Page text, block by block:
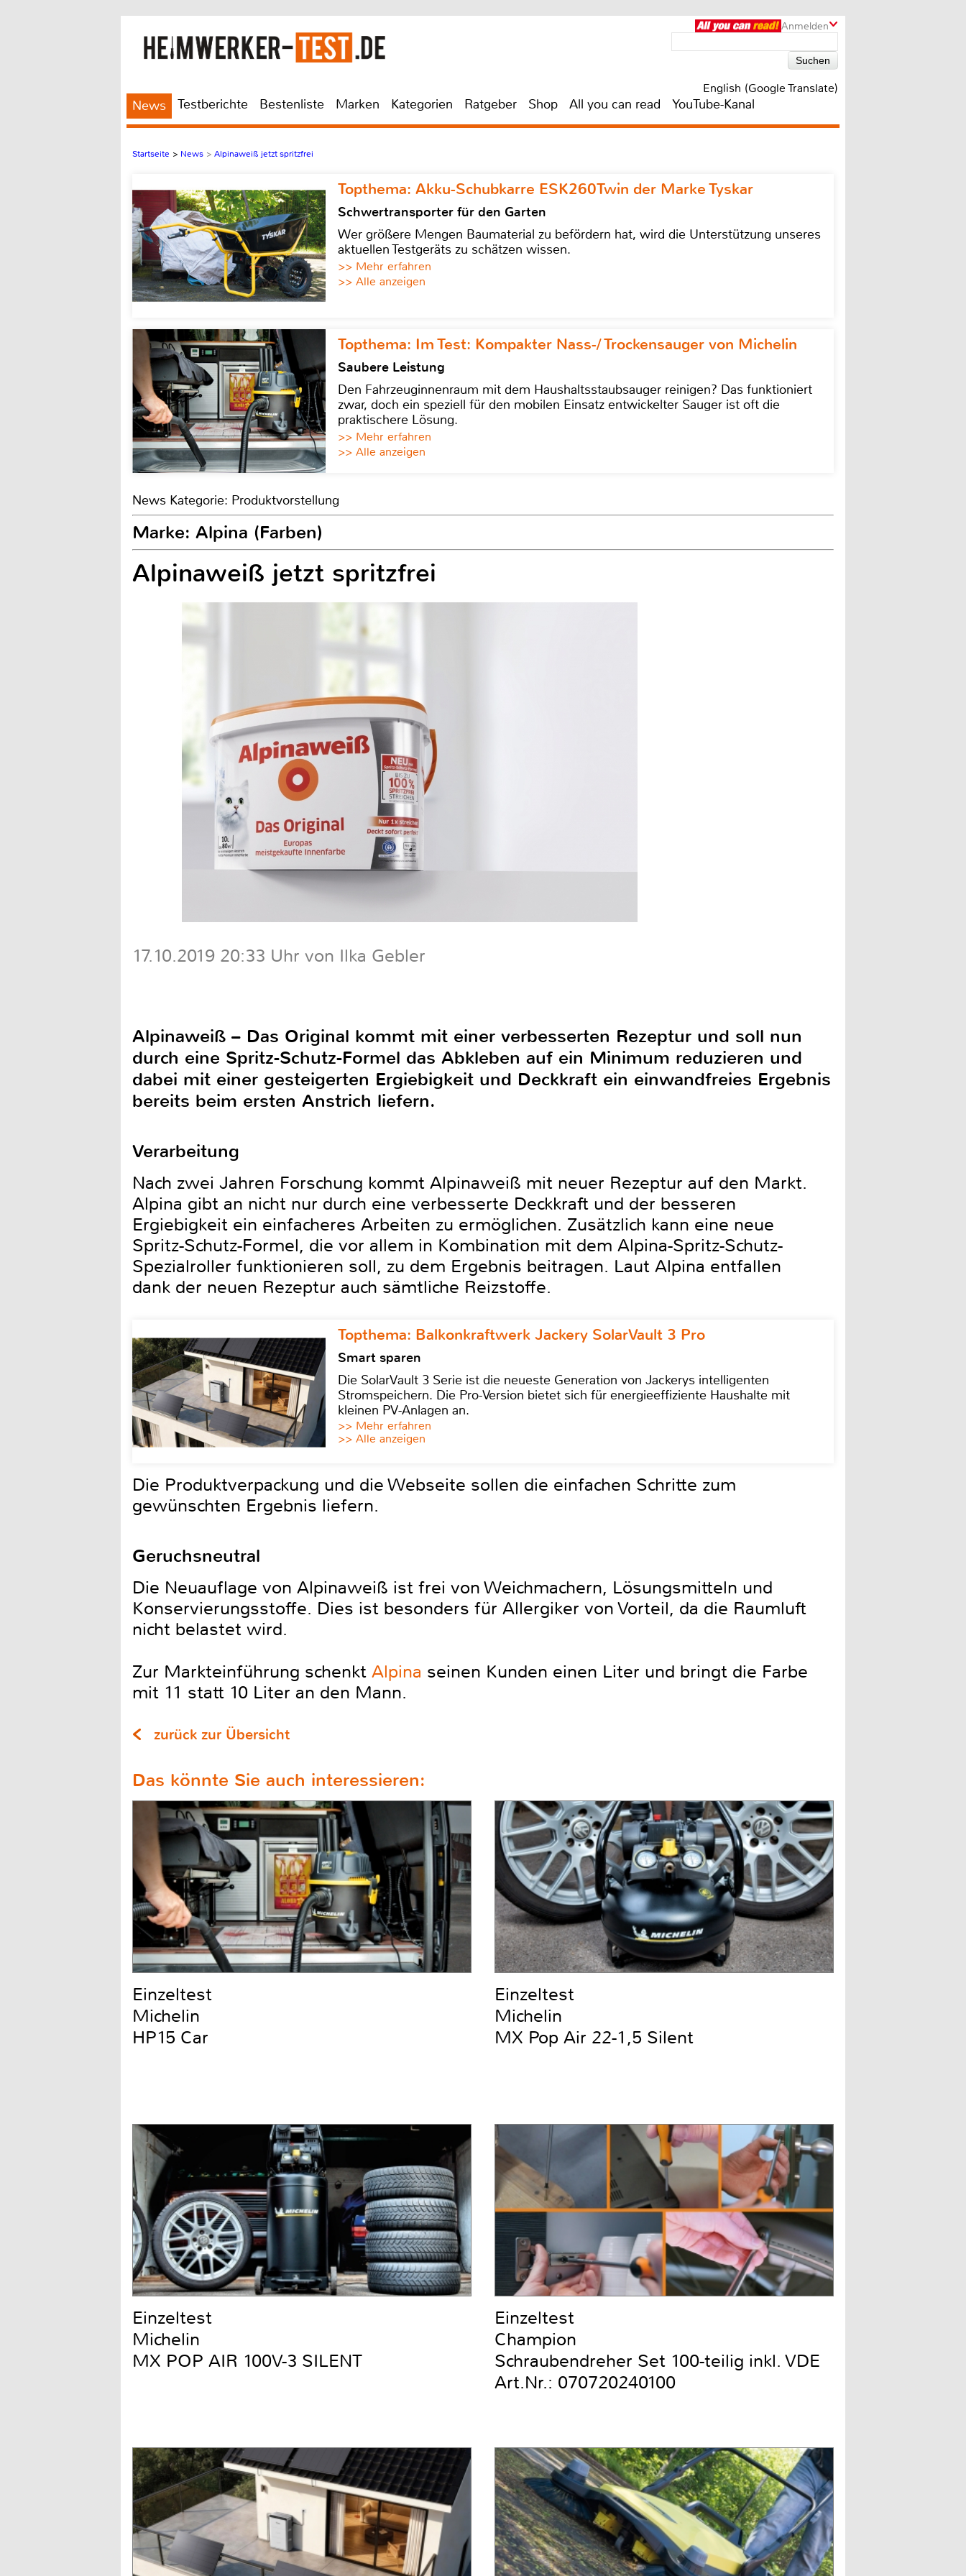
Anmelden
English (Google Translate)
News Testberichte Bestenliste Marken Kategorien Ratgeber Shop All you can read YouTube-Kanal
Startseite > News > Alpinaweiß jetzt spritzfrei
Topthema: Akku-Schubkarre ESK260Twin der Marke Tyskar
Schwertransporter für den Garten
Wer größere Mengen Baumaterial zu befördern hat, wird die Unterstützung unseres
aktuellen Testgeräts zu schätzen wissen.
>> Mehr erfahren
>> Alle anzeigen
Topthema: Im Test: Kompakter Nass-/ Trockensauger von Michelin
Saubere Leistung
Den Fahrzeuginnenraum mit dem Haushaltsstaubsauger reinigen? Das funktioniert
zwar, doch ein speziell für den mobilen Einsatz entwickelter Sauger ist oft die
praktischere Lösung.
>> Mehr erfahren
>> Alle anzeigen
News Kategorie: Produktvorstellung
Marke: Alpina (Farben)
Alpinaweiß jetzt spritzfrei
17.10.2019 20:33 Uhr von Ilka Gebler
Alpinaweiß – Das Original kommt mit einer verbesserten Rezeptur und soll nun
durch eine Spritz-Schutz-Formel das Abkleben auf ein Minimum reduzieren und
dabei mit einer gesteigerten Ergiebigkeit und Deckkraft ein einwandfreies Ergebnis
bereits beim ersten Anstrich liefern.
Verarbeitung
Nach zwei Jahren Forschung kommt Alpinaweiß mit neuer Rezeptur auf den Markt.
Alpina gibt an nicht nur durch eine verbesserte Deckkraft und der besseren
Ergiebigkeit ein einfacheres Arbeiten zu ermöglichen. Zusätzlich kann eine neue
Spritz-Schutz-Formel, die vor allem in Kombination mit dem Alpina-Spritz-Schutz-
Spezialroller funktionieren soll, zu dem Ergebnis beitragen. Laut Alpina entfallen
dank der neuen Rezeptur auch sämtliche Reizstoffe.
Topthema: Balkonkraftwerk Jackery SolarVault 3 Pro
Smart sparen
Die SolarVault 3 Serie ist die neueste Generation von Jackerys intelligenten
Stromspeichern. Die Pro-Version bietet sich für energieeffiziente Haushalte mit
kleinen PV-Anlagen an.
>> Mehr erfahren
>> Alle anzeigen
Die Produktverpackung und die Webseite sollen die einfachen Schritte zum
gewünschten Ergebnis liefern.
Geruchsneutral
Die Neuauflage von Alpinaweiß ist frei von Weichmachern, Lösungsmitteln und
Konservierungsstoffe. Dies ist besonders für Allergiker von Vorteil, da die Raumluft
nicht belastet wird.
Zur Markteinführung schenkt Alpina seinen Kunden einen Liter und bringt die Farbe
mit 11 statt 10 Liter an den Mann.
zurück zur Übersicht
Das könnte Sie auch interessieren:
Einzeltest
Michelin
HP15 Car
Einzeltest
Michelin
MX Pop Air 22-1,5 Silent
Einzeltest
Michelin
MX POP AIR 100V-3 SILENT
Einzeltest
Champion
Schraubendreher Set 100-teilig inkl. VDE
Art.Nr.: 070720240100